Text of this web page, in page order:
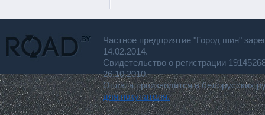
Частное предприятие "Город шин"
14.02.2014.
Свидетельство о регистрации
26.10.2010.
Оплата производится в белорусских
для покупателя.